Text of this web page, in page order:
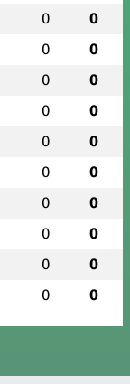
0 0
0 0
0 0
0 0
0 0
0 0
0 0
0 0
0 0
0 0